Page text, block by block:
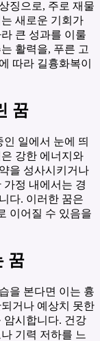
징으로, 주로 재물
새로운 기회가
큰 성과를 이룰
활력을, 푸른 고
따라 길흉화복이
꿈
일에서 눈에 띄
강한 에너지와
을 성사시키거나
정 내에서는 경
다. 이러한 꿈은
이어질 수 있음을
꿈
을 본다면 이는 흉
거나 예상치 못한
암시합니다. 건강
기력 저하를 느